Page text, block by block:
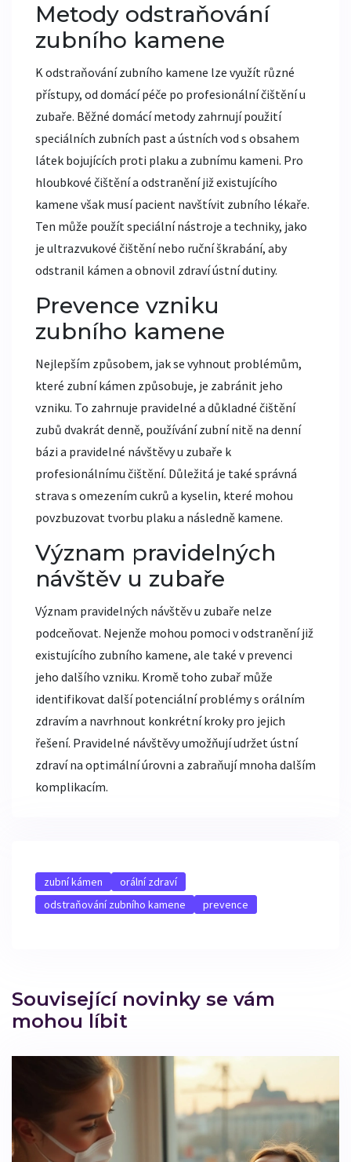
Metody odstraňování
zubního kamene
K odstraňování zubního kamene lze využít různé
přístupy, od domácí péče po profesionální čištění u
zubaře. Běžné domácí metody zahrnují použití
speciálních zubních past a ústních vod s obsahem
látek bojujících proti plaku a zubnímu kameni. Pro
hloubkové čištění a odstranění již existujícího
kamene však musí pacient navštívit zubního lékaře.
Ten může použít speciální nástroje a techniky, jako
je ultrazvukové čištění nebo ruční škrabání, aby
odstranil kámen a obnovil zdraví ústní dutiny.
Prevence vzniku
zubního kamene
Nejlepším způsobem, jak se vyhnout problémům,
které zubní kámen způsobuje, je zabránit jeho
vzniku. To zahrnuje pravidelné a důkladné čištění
zubů dvakrát denně, používání zubní nitě na denní
bázi a pravidelné návštěvy u zubaře k
profesionálnímu čištění. Důležitá je také správná
strava s omezením cukrů a kyselin, které mohou
povzbuzovat tvorbu plaku a následně kamene.
Význam pravidelných
návštěv u zubaře
Význam pravidelných návštěv u zubaře nelze
podceňovat. Nejenže mohou pomoci v odstranění již
existujícího zubního kamene, ale také v prevenci
jeho dalšího vzniku. Kromě toho zubař může
identifikovat další potenciální problémy s orálním
zdravím a navrhnout konkrétní kroky pro jejich
řešení. Pravidelné návštěvy umožňují udržet ústní
zdraví na optimální úrovni a zabraňují mnoha dalším
komplikacím.
zubní kámen
orální zdraví
odstraňování zubního kamene
prevence
Související novinky se vám
mohou líbit